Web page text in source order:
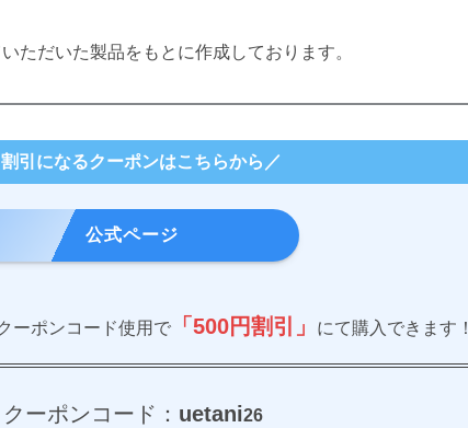
ただいた製品をもとに作成しております。
引になるクーポンはこちらから／
公式ページ
ーポンコード使用で 「500円割引」 にて購入できます！
クーポンコード： uetani26